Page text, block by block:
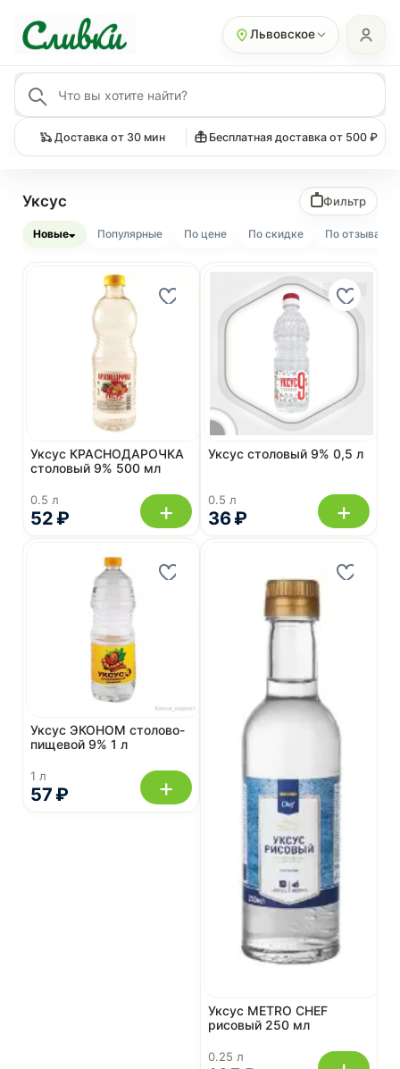
Львовское
Доставка от 30 мин Бесплатная доставка от 500 ₽
Уксус Фильтр
Новые Популярные По цене По скидке По отзывам
52 ₽
Уксус КРАСНОДАРОЧКА
столовый 9% 500 мл
0.5 л + 36 ₽
Уксус столовый 9% 0,5 л
0.5 л +
57 ₽
Уксус ЭКОНОМ столово-
пищевой 9% 1 л
1 л +
Уксус METRO CHEF
рисовый 250 мл
0.25 л